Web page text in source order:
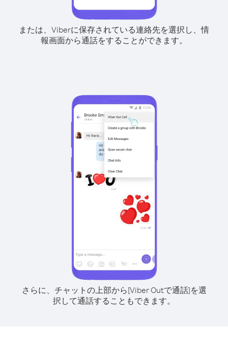
または、Viberに保存されている連絡先を選択し、情
報画面から通話をすることができます。
さらに、チャットの上部から[Viber Outで通話]を選
択して通話することもできます。